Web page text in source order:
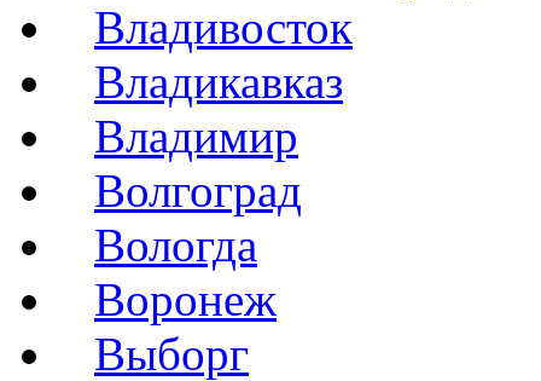
Владивосток
Владикавказ
Владимир
Волгоград
Вологда
Воронеж
Выборг